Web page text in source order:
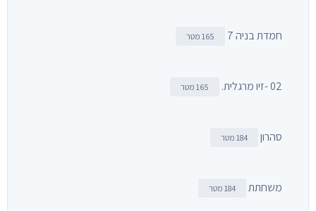
חמדת בניה 7 165 מטר
02 -זיו מרגלית. 165 מטר
סהרון 184 מטר
משחתת 184 מטר